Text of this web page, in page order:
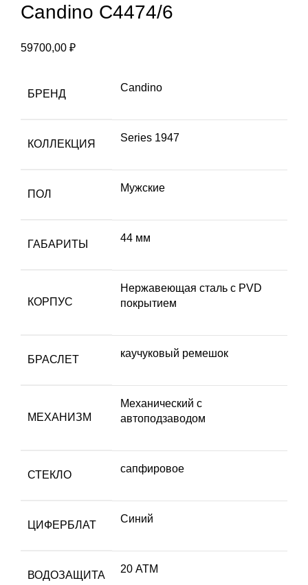
Candino C4474/6
59700,00 ₽
БРЕНД
Candino
КОЛЛЕКЦИЯ
Series 1947
ПОЛ
Мужские
ГАБАРИТЫ
44 мм
КОРПУС
Hержавеющая сталь с PVD
покрытием
БРАСЛЕТ
каучуковый ремешок
МЕХАНИЗМ
Механический с
автоподзаводом
СТЕКЛО
сапфировое
ЦИФЕРБЛАТ
Синий
ВОДОЗАЩИТА
20 АТМ